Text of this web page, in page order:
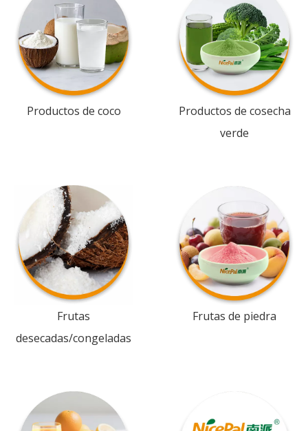
Productos de coco
Productos de cosecha
verde
Frutas
desecadas/congeladas
Frutas de piedra